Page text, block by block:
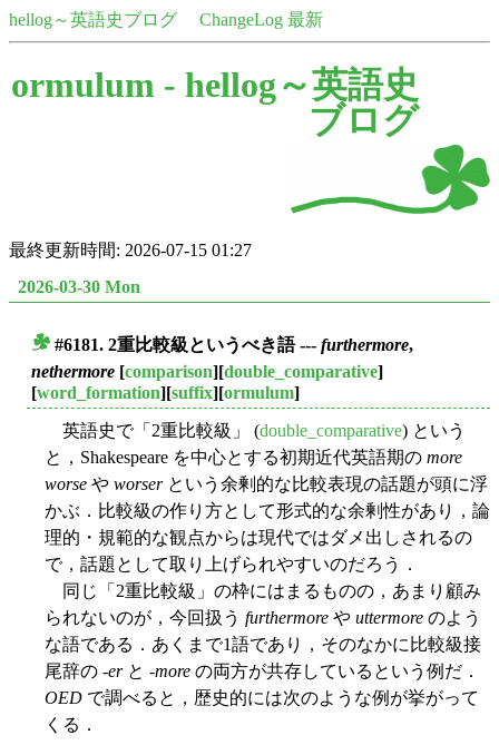
hellog～英語史ブログ ChangeLog 最新
ormulum - hellog～英語史
ブログ
最終更新時間: 2026-07-15 01:27
2026-03-30 Mon
#6181. 2重比較級というべき語 --- furthermore,
nethermore [comparison][double_comparative]
[word_formation][suffix][ormulum]
英語史で「2重比較級」 (double_comparative) という
と，Shakespeare を中心とする初期近代英語期の more
worse や worserという余剰的な比較表現の話題が頭に浮
かぶ．比較級の作り方として形式的な余剰性があり，論
理的・規範的な観点からは現代ではダメ出しされるの
で，話題として取り上げられやすいのだろう．
同じ「2重比較級」の枠にはまるものの，あまり顧み
られないのが，今回扱う furthermore や uttermore のよう
な語である．あくまで1語であり，そのなかに比較級接
尾辞の -erと -more の両方が共存しているという例だ．
OED で調べると，歴史的には次のような例が挙がって
くる．